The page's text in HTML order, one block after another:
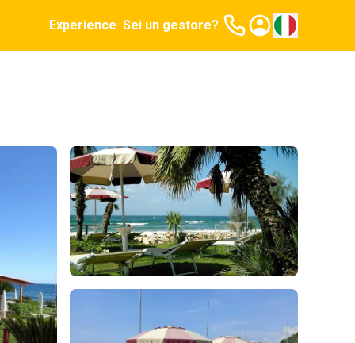
Experience Sei un gestore?